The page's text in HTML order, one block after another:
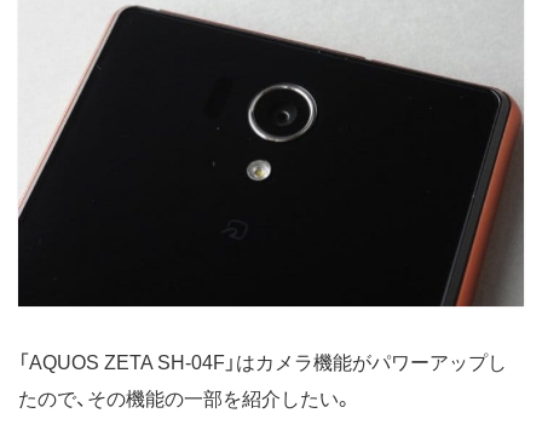
「AQUOS ZETA SH-04F」はカメラ機能がパワーアップし
たので、その機能の一部を紹介したい。